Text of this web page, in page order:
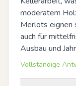
moderatem
Merlots eignen
auch für
Ausbau und
Vollständige